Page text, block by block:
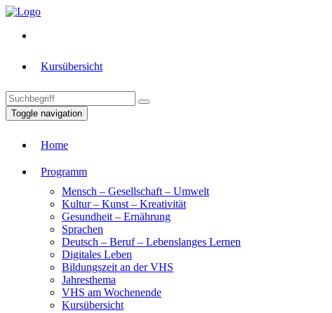
Kursübersicht
Toggle navigation
Home
Programm
Mensch – Gesellschaft – Umwelt
Kultur – Kunst – Kreativität
Gesundheit – Ernährung
Sprachen
Deutsch – Beruf – Lebenslanges Lernen
Digitales Leben
Bildungszeit an der VHS
Jahresthema
VHS am Wochenende
Kursübersicht